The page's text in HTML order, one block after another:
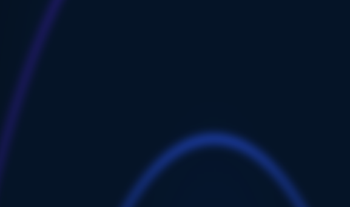
Помогают нам понять, как вы используете сайт и улучшить его.